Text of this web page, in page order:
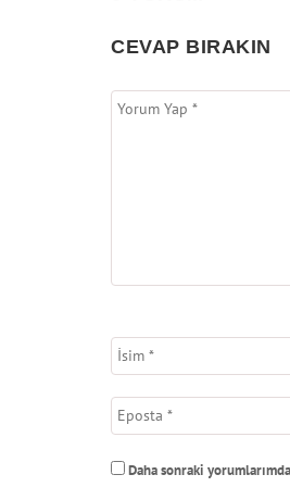
CEVAP BIRAKIN
Daha sonraki